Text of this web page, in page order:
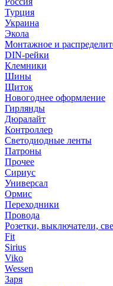
Турция
Украина
Экола
Монтажное и
DIN-рейки
Клемники
Шины
Щиток
Новогоднее оформление
Гирлянды
Дюралайт
Контроллер
Светодиодные ленты
Патроны
Прочее
Сириус
Универсал
Ормис
Переходники
Провода
Розетки, выключатели,
Fit
Sirius
Viko
Wessen
Заря